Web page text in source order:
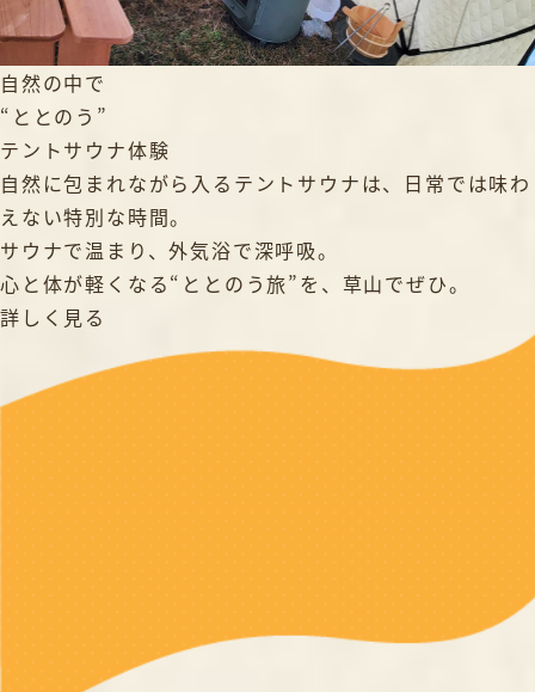
自然の中で
“ととのう”
テントサウナ体験
自然に包まれながら入るテントサウナは、日常では味わ
えない特別な時間。
サウナで温まり、外気浴で深呼吸。
心と体が軽くなる“ととのう旅”を、草山でぜひ。
詳しく見る